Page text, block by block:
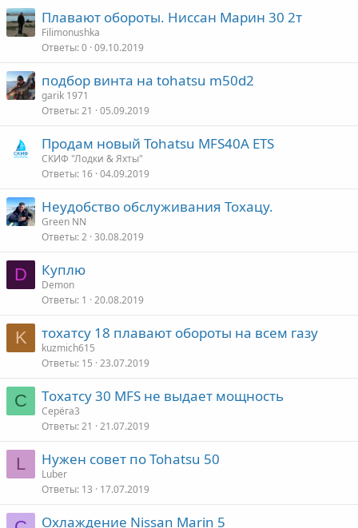
Плавают обороты. Ниссан Марин 30 2т
Filimonushka
Ответы 0 09.10.2019
подбор винта на tohatsu m50d2
garik 1971
Ответы 21 05.09.2019
Продам новый Tohatsu MFS40A ETS
СКИФ "Лодки & Яхты"
Ответы 16 04.09.2019
Неудобство обслуживания Тохацу.
Green NN
Ответы 2 30.08.2019
D Куплю
Demon
Ответы 1 20.08.2019
K тохатсу 18 плавают обороты на всем газу
kuzmich615
Ответы 15 23.07.2019
С Тoхатсу 30 МFS не выдает мощность
Серёга3
Ответы 21 21.07.2019
L Нужен совет по Tohatsu 50
Luber
Ответы 13 17.07.2019
Охлаждение Nissan Marin 5